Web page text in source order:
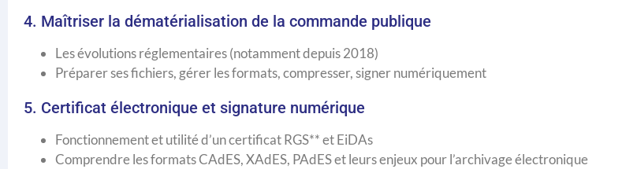
4. Maîtriser la dématérialisation de la commande publique
Les évolutions réglementaires (notamment depuis 2018)
Préparer ses fichiers, gérer les formats, compresser, signer numériquement
5. Certificat électronique et signature numérique
Fonctionnement et utilité d’un certificat RGS** et EiDAs
Comprendre les formats CAdES, XAdES, PAdES et leurs enjeux pour l’archivage électronique